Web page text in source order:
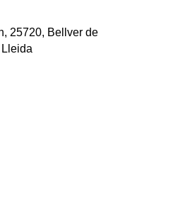
25720, Bellver de